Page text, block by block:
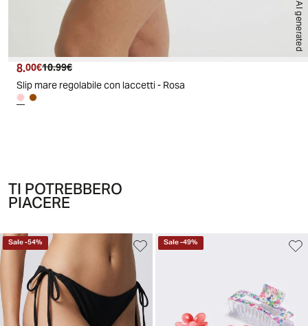
AI generated
Prezzo attuale
8.00€ Prezzo originale
10.99€
Slip mare regolabile con laccetti - Rosa
TI POTREBBERO
PIACERE
Sale-54% Sale-49%